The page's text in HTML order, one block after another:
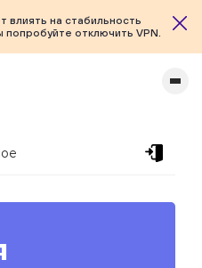
влиять на стабильность
отключить VPN.